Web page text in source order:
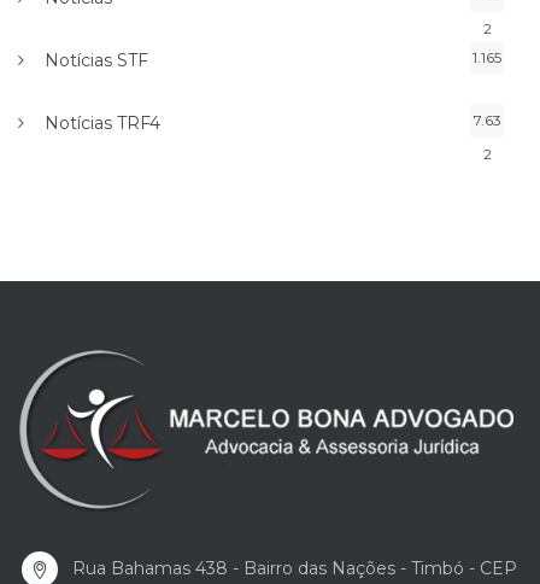
2
Notícias STF 1.165
Notícias TRF4
7.63
2
Rua Bahamas 438 - Bairro das Nações - Timbó - CEP